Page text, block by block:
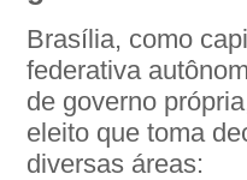
Brasília, como
federativa
de governo
eleito que toma
diversas áreas: